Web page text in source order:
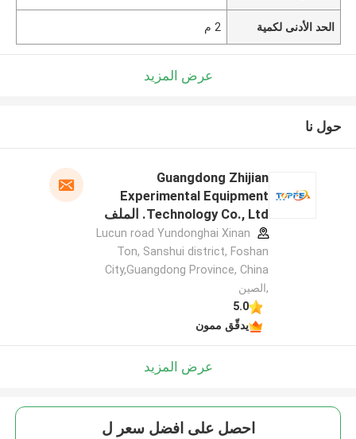
الحد الأدنى لكمية 2 م
عرض المزيد
حول نا
Guangdong Zhijian
Experimental Equipment
Technology Co., Ltd. الملف
الشركة المصنعة
Lucun road Yundonghai Xinan
Ton, Sanshui district, Foshan
City,Guangdong Province, China
,الصين
5.0
يدقّق ممون
عرض المزيد
احصل على افضل سعر ل